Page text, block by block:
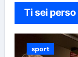
Ti sei perso
sport